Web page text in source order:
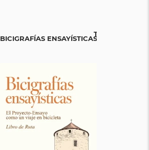
BICIGRAFÍAS ENSAYÍSTICAS
TEJIENDO